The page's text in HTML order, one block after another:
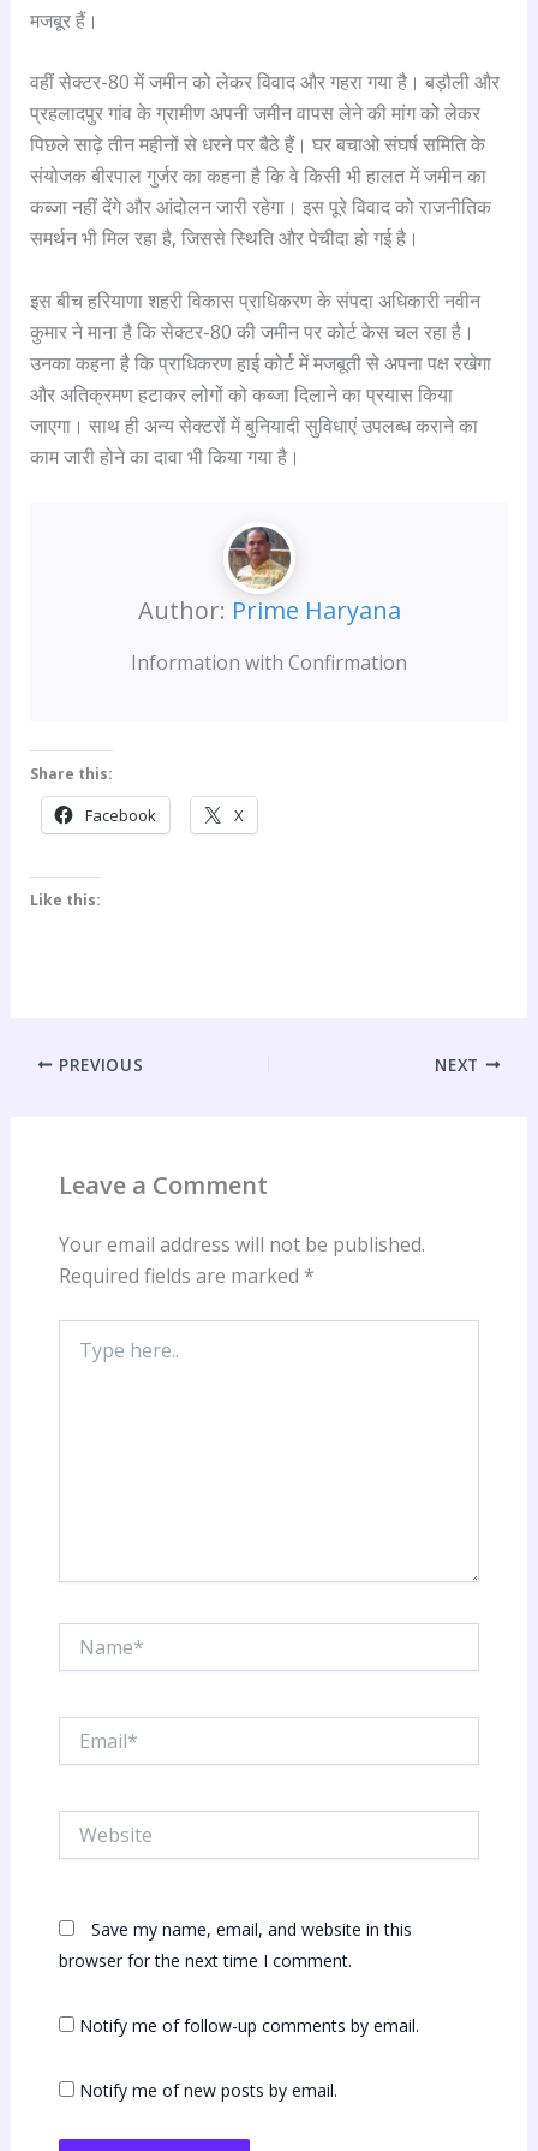
मजबूर हैं।
वहीं सेक्टर-80 में जमीन को लेकर विवाद और गहरा गया है। बड़ौली और
प्रहलादपुर गांव के ग्रामीण अपनी जमीन वापस लेने की मांग को लेकर
पिछले साढ़े तीन महीनों से धरने पर बैठे हैं। घर बचाओ संघर्ष समिति के
संयोजक बीरपाल गुर्जर का कहना है कि वे किसी भी हालत में जमीन का
कब्जा नहीं देंगे और आंदोलन जारी रहेगा। इस पूरे विवाद को राजनीतिक
समर्थन भी मिल रहा है, जिससे स्थिति और पेचीदा हो गई है।
इस बीच हरियाणा शहरी विकास प्राधिकरण के संपदा अधिकारी नवीन
कुमार ने माना है कि सेक्टर-80 की जमीन पर कोर्ट केस चल रहा है।
उनका कहना है कि प्राधिकरण हाई कोर्ट में मजबूती से अपना पक्ष रखेगा
और अतिक्रमण हटाकर लोगों को कब्जा दिलाने का प्रयास किया
जाएगा। साथ ही अन्य सेक्टरों में बुनियादी सुविधाएं उपलब्ध कराने का
काम जारी होने का दावा भी किया गया है।
Author: Prime Haryana
Information with Confirmation
Share this:
Facebook X
Like this:
PREVIOUS NEXT
Leave a Comment
Your email address will not be published.
Required fields are marked *
here..
Save my name, email, and website in this
browser for the next time I comment.
Notify me of follow-up comments by email.
Notify me of new posts by email.